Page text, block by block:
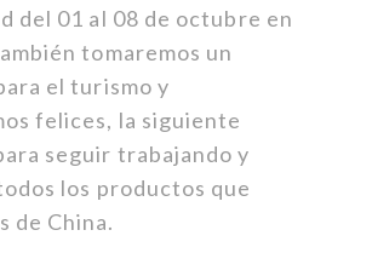
del 01 al 08 de octubre en
tomaremos un
el turismo y
felices, la siguiente
seguir trabajando y
los productos que
de China.